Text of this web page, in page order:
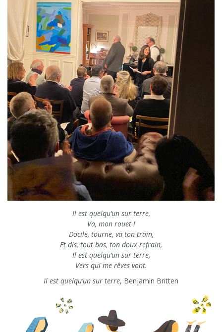
Il est quelqu’un sur terre,
Va, mon rouet !
Docile, tourne, va ton train,
Et dis, tout bas, ton doux refrain,
Il est quelqu’un sur terre,
Vers qui me rêves vont.
Il est quelqu’un sur terre, Benjamin Britten